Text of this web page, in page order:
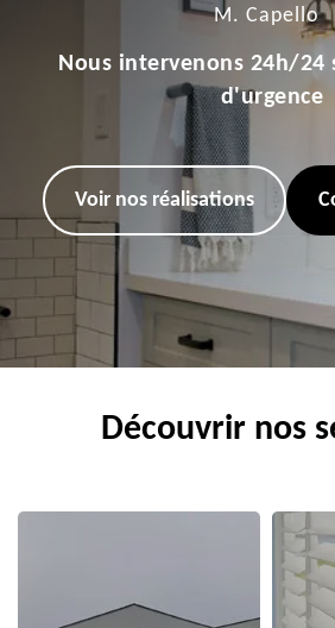
M. Capello
Nous intervenons 24h/24
d'urgence
Voir nos réalisations
Découvrir nos